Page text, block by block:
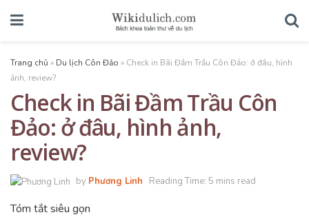
Trang chủ » Du lịch Côn Đảo » Check in Bãi Đầm Trầu Côn Đảo: ở đâu, hình
ảnh, review?
Check in Bãi Đầm Trầu Côn
Đảo: ở đâu, hình ảnh,
review?
by Phương Linh Reading Time: 5 mins read
Tóm tắt siêu gọn